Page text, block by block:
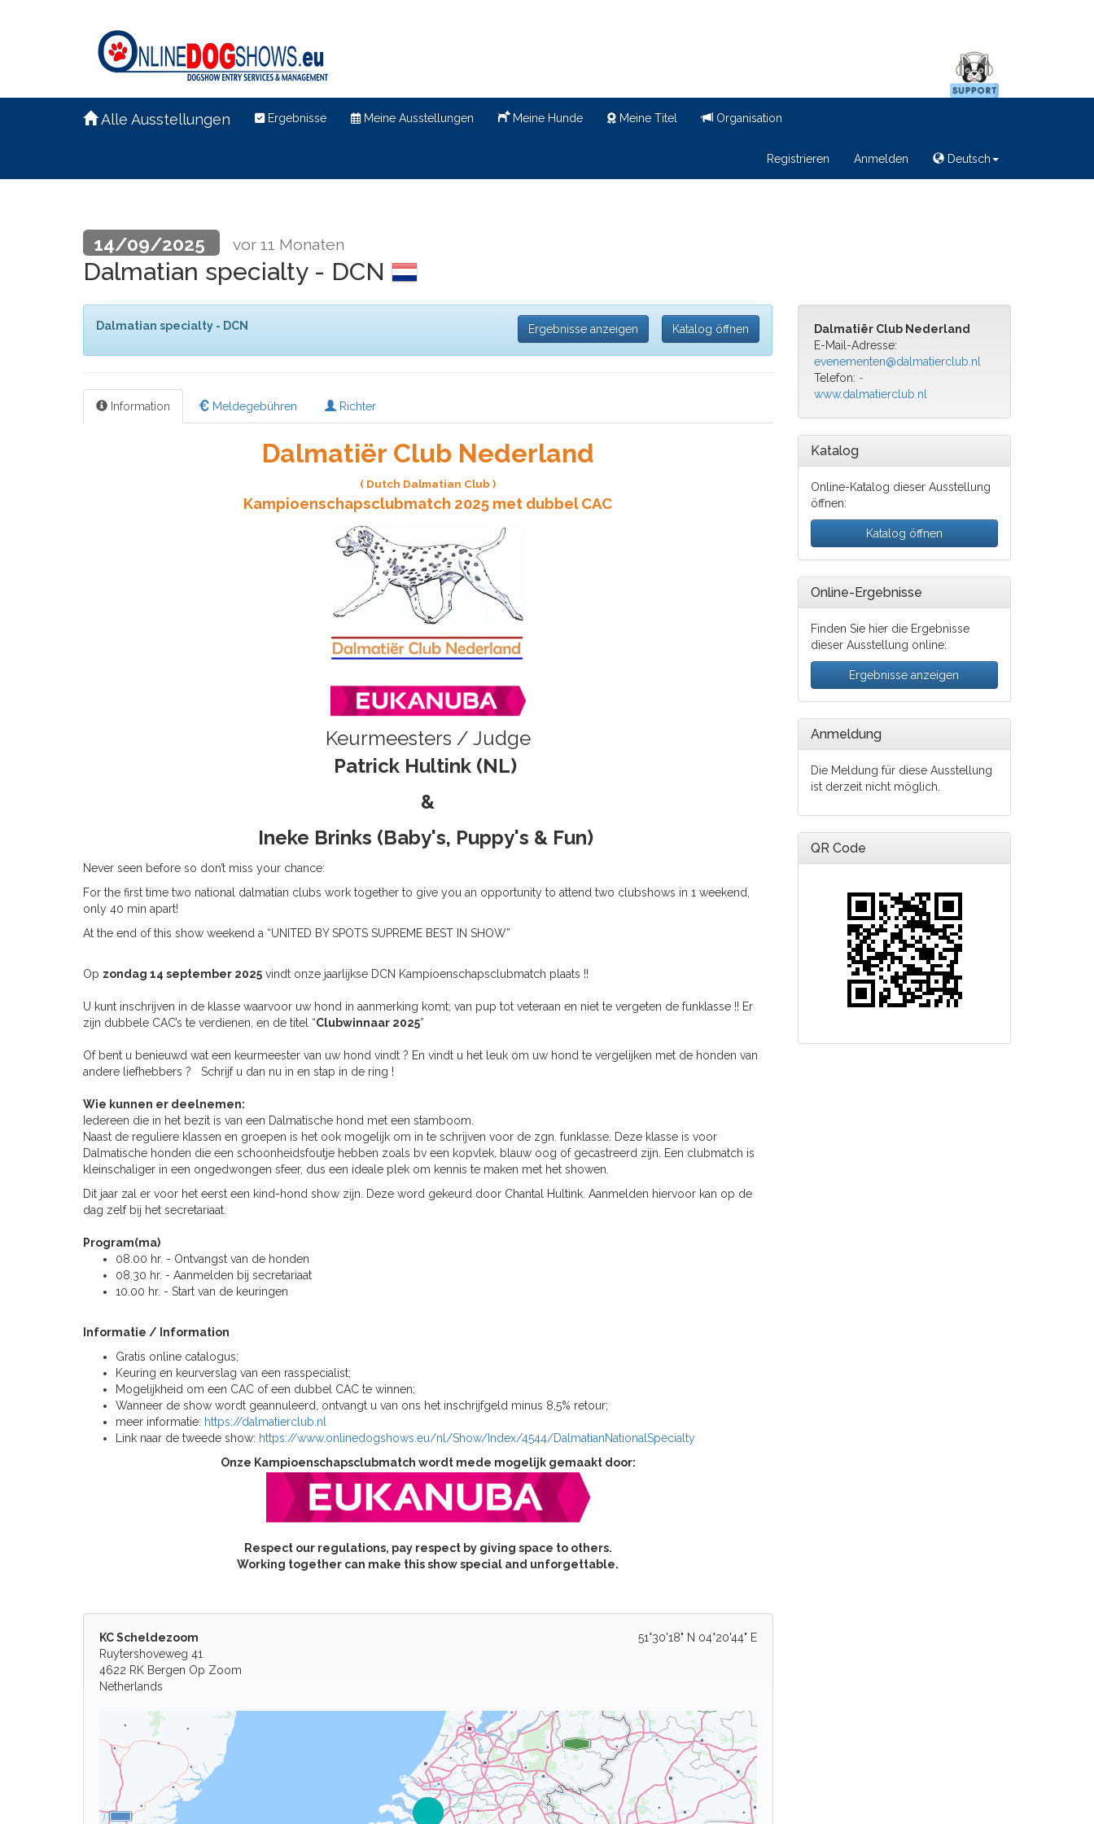
Alle Ausstellungen Ergebnisse Meine Ausstellungen Meine Hunde Meine Titel Organisation
Registrieren Anmelden Deutsch
14/09/2025 vor 11 Monaten
Dalmatian specialty - DCN
Dalmatian specialty - DCN Ergebnisse anzeigen Katalog öffnen
Information Meldegebühren Richter
Dalmatiër Club Nederland
( Dutch Dalmatian Club )
Kampioenschapsclubmatch 2025 met dubbel CAC
Keurmeesters / Judge
Patrick Hultink (NL)
&
Ineke Brinks (Baby's, Puppy's & Fun)
Never seen before so don’t miss your chance:
For the first time two national dalmatian clubs work together to give you an opportunity to attend two clubshows in 1 weekend,
only 40 min apart!
At the end of this show weekend a “UNITED BY SPOTS SUPREME BEST IN SHOW”
Op zondag 14 september 2025 vindt onze jaarlijkse DCN Kampioenschapsclubmatch plaats !!
U kunt inschrijven in de klasse waarvoor uw hond in aanmerking komt; van pup tot veteraan en niet te vergeten de funklasse !! Er
zijn dubbele CAC’s te verdienen, en de titel “Clubwinnaar 2025”
Of bent u benieuwd wat een keurmeester van uw hond vindt ? En vindt u het leuk om uw hond te vergelijken met de honden van
andere liefhebbers ? Schrijf u dan nu in en stap in de ring !
Wie kunnen er deelnemen:
Iedereen die in het bezit is van een Dalmatische hond met een stamboom.
Naast de reguliere klassen en groepen is het ook mogelijk om in te schrijven voor de zgn. funklasse. Deze klasse is voor
Dalmatische honden die een schoonheidsfoutje hebben zoals bv een kopvlek, blauw oog of gecastreerd zijn. Een clubmatch is
kleinschaliger in een ongedwongen sfeer, dus een ideale plek om kennis te maken met het showen.
Dit jaar zal er voor het eerst een kind-hond show zijn. Deze word gekeurd door Chantal Hultink. Aanmelden hiervoor kan op de
dag zelf bij het secretariaat.
Program(ma)
08.00 hr. - Ontvangst van de honden
08.30 hr. - Aanmelden bij secretariaat
10.00 hr. - Start van de keuringen
Informatie / Information
Gratis online catalogus;
Keuring en keurverslag van een rasspecialist;
Mogelijkheid om een CAC of een dubbel CAC te winnen;
Wanneer de show wordt geannuleerd, ontvangt u van ons het inschrijfgeld minus 8,5% retour;
meer informatie: https://dalmatierclub.nl
Link naar de tweede show: https://www.onlinedogshows.eu/nl/Show/Index/4544/DalmatianNationalSpecialty
Onze Kampioenschapsclubmatch wordt mede mogelijk gemaakt door:
Respect our regulations, pay respect by giving space to others.
Working together can make this show special and unforgettable.
51°30'18" N 04°20'44" E
KC Scheldezoom
Ruytershoveweg 41
4622 RK Bergen Op Zoom
Netherlands
Dalmatiër Club Nederland
E-Mail-Adresse:
evenementen@dalmatierclub.nl
Telefon: -
www.dalmatierclub.nl
Katalog
Online-Katalog dieser Ausstellung
öffnen:
Katalog öffnen
Online-Ergebnisse
Finden Sie hier die Ergebnisse
dieser Ausstellung online:
Ergebnisse anzeigen
Anmeldung
Die Meldung für diese Ausstellung
ist derzeit nicht möglich.
QR Code